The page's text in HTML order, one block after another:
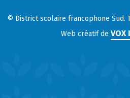
© District scolaire francophone Sud.
Web créatif de